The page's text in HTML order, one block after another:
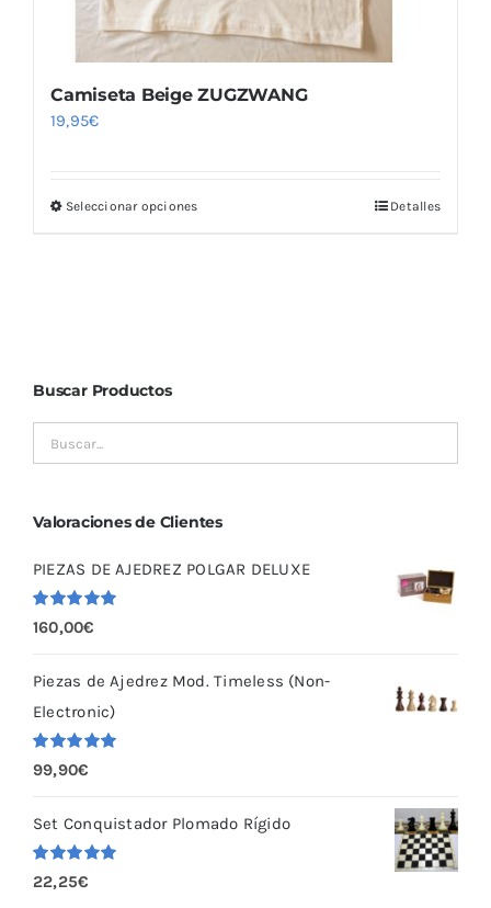
Camiseta Beige ZUGZWANG
19,95€
Seleccionar opcionesEste
se
en
página
Detalles
Buscar Productos
Valoraciones de Clientes
PIEZAS DE AJEDREZ POLGAR DELUXE
Valorado
con 5.00
160,00€
Piezas de Ajedrez Mod. Timeless (Non-
Electronic)
Valorado
con 5.00
99,90€
Set Conquistador Plomado Rígido
Valorado
con
5.00
22,25€